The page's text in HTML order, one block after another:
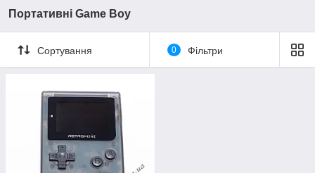
Портативні Game Boy
Сортування 0 Фільтри